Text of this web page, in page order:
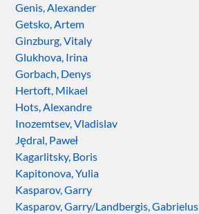
Genis, Alexander
Getsko, Artem
Ginzburg, Vitaly
Glukhova, Irina
Gorbach, Denys
Hertoft, Mikael
Hots, Alexandre
Inozemtsev, Vladislav
Jędral, Paweł
Kagarlitsky, Boris
Kapitonova, Yulia
Kasparov, Garry
Kasparov, Garry/Landbergis, Gabrielus